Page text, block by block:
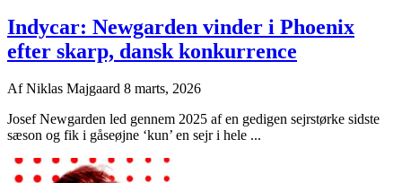
Indycar: Newgarden vinder i Phoenix
efter skarp, dansk konkurrence
AfNiklas Majgaard 8 marts, 2026
Josef Newgarden led gennem 2025 af en gedigen sejrstørke sidste
sæson og fik i gåseøjne ‘kun’ en sejr i hele ...